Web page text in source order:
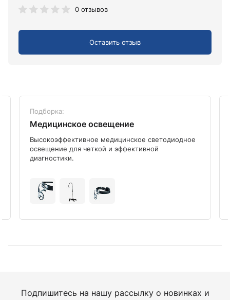
0 отзывов
Оставить отзыв
Подборка:
Медицинское освещение
Высокоэффективное медицинское светодиодное
освещение для четкой и эффективной
диагностики.
Подпишитесь на нашу рассылку о новинках и